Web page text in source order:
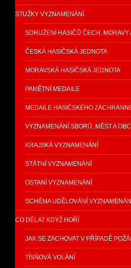
STUŽKY VYZNAMENÁNÍ
SDRUŽENÍ HASIČŮ ČECH, MORAVY
ČESKÁ HASIČSKÁ JEDNOTA
MORAVSKÁ HASIČSKÁ JEDNOTA
PAMĚTNÍ MEDAILE
MEDAILE HASIČSKÉHO
VYZNAMENÁNÍ SBORŮ, MĚST A OBCÍ
KRAJSKÁ VYZNAMENÁNÍ
STÁTNÍ VYZNAMENÁNÍ
OSTANÍ VYZNAMENÁNÍ
SCHÉMA UDĚLOVÁNÍ VYZNAMENÁNÍ
CO DĚLAT KDYŽ HOŘÍ
JAK SE ZACHOVAT V PŘÍPADĚ
TÍSŇOVÁ VOLÁNÍ